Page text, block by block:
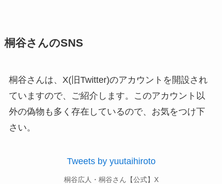
桐谷さんのSNS
桐谷さんは、X(旧Twitter)のアカウントを開設され
ていますので、ご紹介します。このアカウント以
外の偽物も多く存在しているので、お気をつけ下
さい。
Tweets by yuutaihiroto
桐谷広人・桐谷さん【公式】X